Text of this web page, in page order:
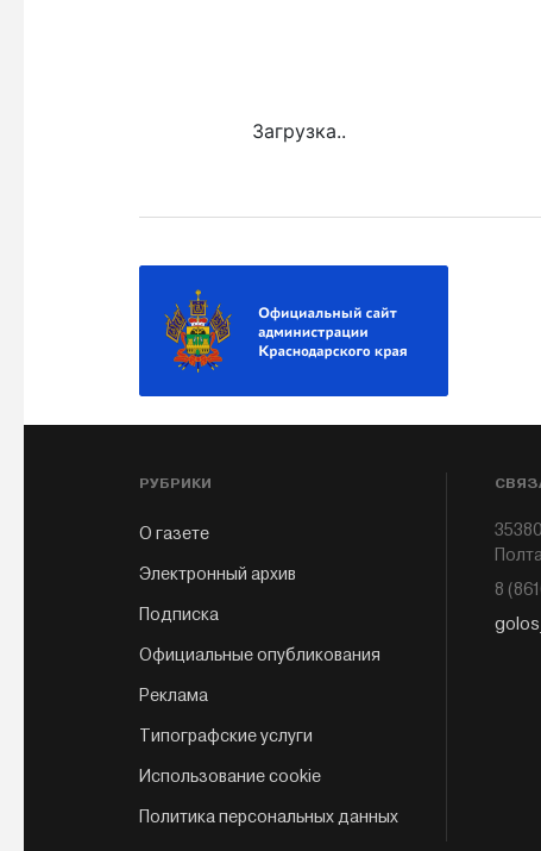
Загрузка..
РУБРИКИ
О газете
Электронный архив
Подписка
Официальные опубликования
Реклама
Типографские услуги
Использование cookie
Политика персональных данных
8